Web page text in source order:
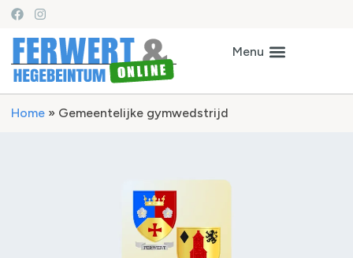
Home » Gemeentelijke gymwedstrijd